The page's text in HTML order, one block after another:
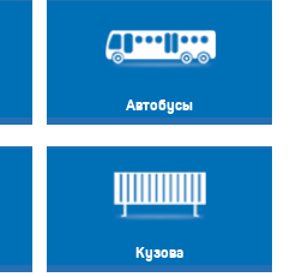
Автобусы
Кузова